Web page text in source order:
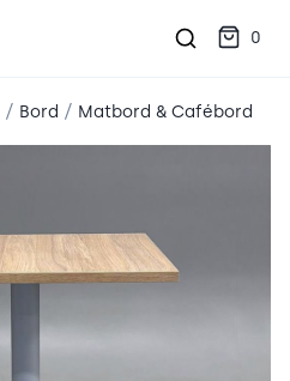
0
/ Bord / Matbord & Cafébord